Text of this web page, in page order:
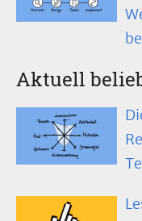
Aktuell